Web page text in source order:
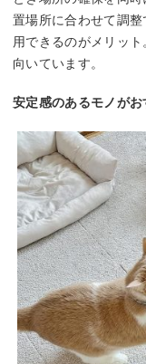
置場所に合わせて調
用できるのがメリッ
向いています。
安定感のあるモノがお